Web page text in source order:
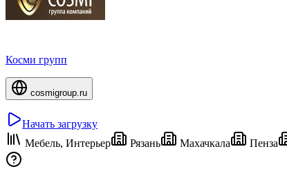
Косми групп
cosmigroup.ru
Начать загрузку
Мебель, Интерьер
Рязань Махачкала Пенза